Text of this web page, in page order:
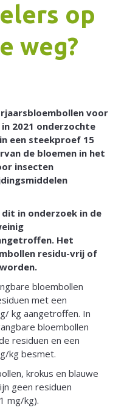
op
weg?
voor
2021 onderzochte
een steekproef 15
de bloemen in het
insecten
in onderzoek in de
Het
residu-vrij of
bloembollen
met een
kg aangetroffen. In
bloembollen
residuen en een
kg besmet.
krokus en blauwe
geen residuen
mg/kg).